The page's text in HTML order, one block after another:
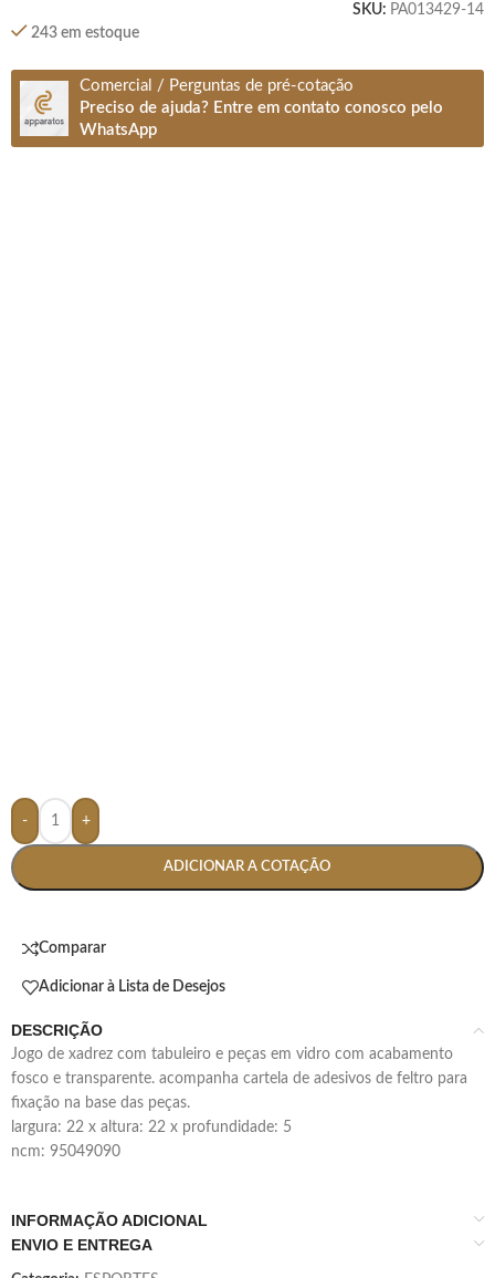
SKU: PA013429-14
243 em estoque
Comercial / Perguntas de pré-cotação
Preciso de ajuda? Entre em contato conosco pelo
WhatsApp
- +
ADICIONAR A COTAÇÃO
Comparar
Adicionar à Lista de Desejos
DESCRIÇÃO
jogo de xadrez com tabuleiro e peças em vidro com acabamento
fosco e transparente. acompanha cartela de adesivos de feltro para
fixação na base das peças.
largura: 22 x altura: 22 x profundidade: 5
ncm: 95049090
INFORMAÇÃO ADICIONAL
ENVIO E ENTREGA